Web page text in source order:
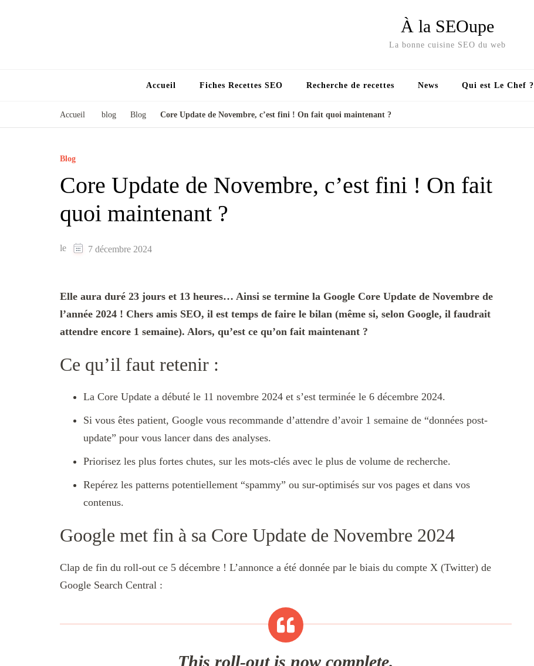
À la SEOupe
La bonne cuisine SEO du web
Accueil Fiches Recettes SEO Recherche de recettes News Qui est Le Chef ?
Accueil blog Blog Core Update de Novembre, c’est fini ! On fait quoi maintenant ?
Blog
Core Update de Novembre, c’est fini ! On fait
quoi maintenant ?
le 7 décembre 2024
Elle aura duré 23 jours et 13 heures… Ainsi se termine la Google Core Update de Novembre de
l’année 2024 ! Chers amis SEO, il est temps de faire le bilan (même si, selon Google, il faudrait
attendre encore 1 semaine). Alors, qu’est ce qu’on fait maintenant ?
Ce qu’il faut retenir :
La Core Update a débuté le 11 novembre 2024 et s’est terminée le 6 décembre 2024.
Si vous êtes patient, Google vous recommande d’attendre d’avoir 1 semaine de “données post-
update” pour vous lancer dans des analyses.
Priorisez les plus fortes chutes, sur les mots-clés avec le plus de volume de recherche.
Repérez les patterns potentiellement “spammy” ou sur-optimisés sur vos pages et dans vos
contenus.
Google met fin à sa Core Update de Novembre 2024
Clap de fin du roll-out ce 5 décembre ! L’annonce a été donnée par le biais du compte X (Twitter) de
Google Search Central :
This roll-out is now complete.